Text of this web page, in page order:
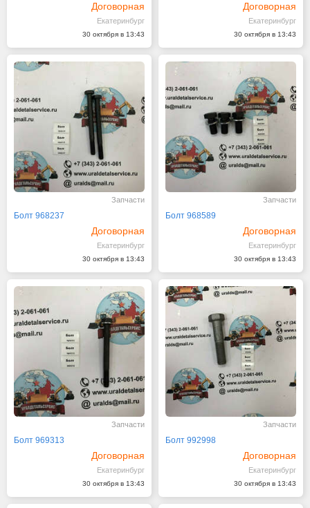
Договорная
Екатеринбург
30 октября в 13:43
Договорная
Екатеринбург
30 октября в 13:43
Запчасти
Болт 968237
Договорная
Екатеринбург
30 октября в 13:43
Запчасти
Болт 968589
Договорная
Екатеринбург
30 октября в 13:43
Запчасти
Болт 969313
Договорная
Екатеринбург
30 октября в 13:43
Запчасти
Болт 992998
Договорная
Екатеринбург
30 октября в 13:43